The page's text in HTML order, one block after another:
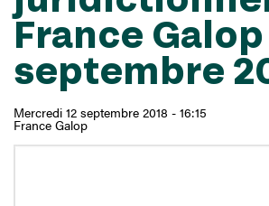
France Galop
septembre
Mercredi 12 septembre 2018 - 16:15
France Galop